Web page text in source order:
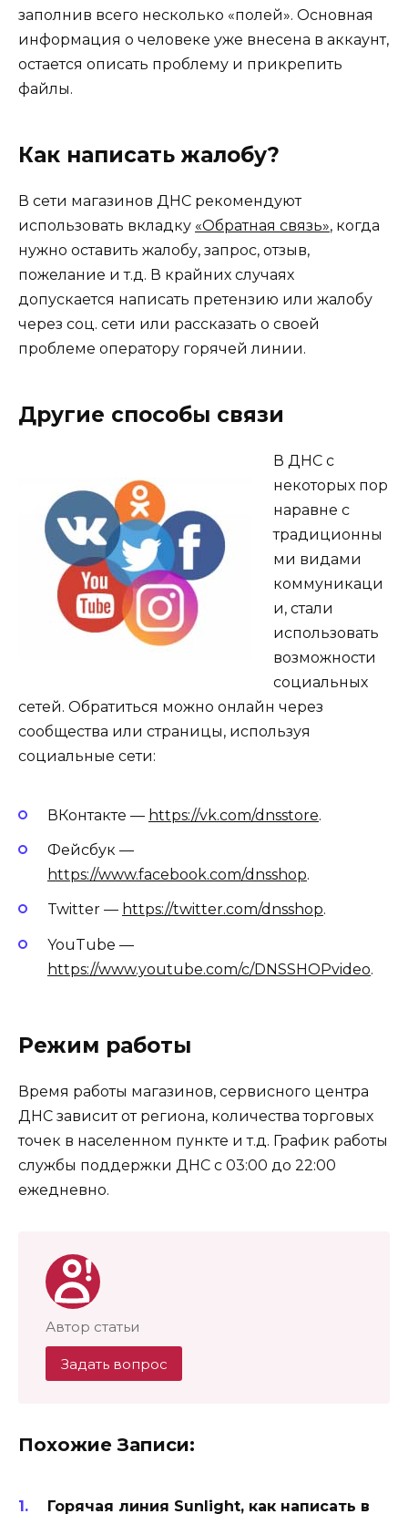
заполнив всего несколько «полей». Основная
информация о человеке уже внесена в аккаунт,
остается описать проблему и прикрепить
файлы.
Как написать жалобу?
В сети магазинов ДНС рекомендуют
использовать вкладку «Обратная связь», когда
нужно оставить жалобу, запрос, отзыв,
пожелание и т.д. В крайних случаях
допускается написать претензию или жалобу
через соц. сети или рассказать о своей
проблеме оператору горячей линии.
Другие способы связи
В ДНС с
некоторых пор
наравне с
традиционны
ми видами
коммуникаци
и, стали
использовать
возможности
социальных
сетей. Обратиться можно онлайн через
сообщества или страницы, используя
социальные сети:
ВКонтакте — https://vk.com/dnsstore.
Фейсбук —
https://www.facebook.com/dnsshop.
Twitter — https://twitter.com/dnsshop.
YouTube —
https://www.youtube.com/c/DNSSHOPvideo.
Режим работы
Время работы магазинов, сервисного центра
ДНС зависит от региона, количества торговых
точек в населенном пункте и т.д. График работы
службы поддержки ДНС с 03:00 до 22:00
ежедневно.
Автор статьи
Задать вопрос
Похожие Записи:
Горячая линия Sunlight, как написать в